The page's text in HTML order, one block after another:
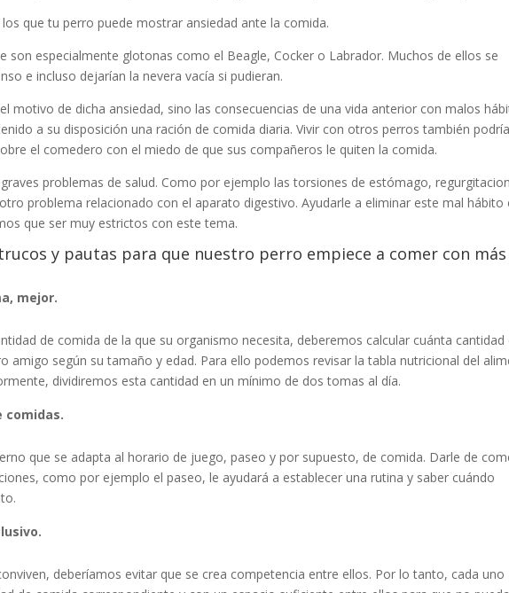
que tu perro puede mostrar ansiedad ante la comida.
son especialmente glotonas como el Beagle, Cocker o Labrador. Muchos de ellos se
e incluso dejarían la nevera vacía si pudieran.
motivo de dicha ansiedad, sino las consecuencias de una vida anterior con malos
a su disposición una ración de comida diaria. Vivir con otros perros también podría
el comedero con el miedo de que sus compañeros le quiten la comida.
problemas de salud. Como por ejemplo las torsiones de estómago,
problema relacionado con el aparato digestivo. Ayudarle a eliminar este mal hábito
que ser muy estrictos con este tema.
y pautas para que nuestro perro empiece a comer con más
mejor.
de comida de la que su organismo necesita, deberemos calcular cuánta cantidad
amigo según su tamaño y edad. Para ello podemos revisar la tabla nutricional del
dividiremos esta cantidad en un mínimo de dos tomas al día.
comidas.
que se adapta al horario de juego, paseo y por supuesto, de comida. Darle de
como por ejemplo el paseo, le ayudará a establecer una rutina y saber cuándo
deberíamos evitar que se crea competencia entre ellos. Por lo tanto, cada uno